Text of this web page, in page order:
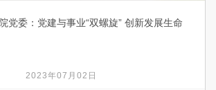
党委：党建与事业“双螺旋” 创新发展生命
2023年07月02日